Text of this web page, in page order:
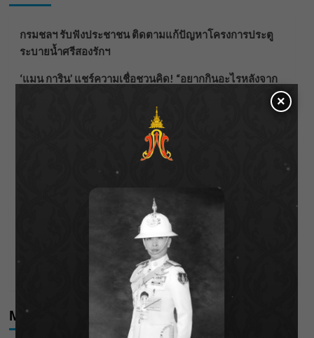
กรมชลฯ รับฟังประชาชน ติดตามแก้ปัญหาโครงการประตู
ระบายน้ำศรีสองรักฯ
‘แมน การิน’ แชร์ความเชื่อชวนคิด! “อยากกินอะไรหลังจาก
ราชเลขานุการในพระองค์ฯ ติดตามโครงการหุบกะพง–ห้วย
ทรายใต้ เสริมความมั่นคงน้ำเพชรบุรี
กรมชลฯ เกาะติดฝนทั่วประเทศ เตรียมเครื่องจักรรับมือน้ำ
เดือดโค้งสุดท้าย! “ภณ ณวัสน์ – จีน่า ญีนา” ส่ง “ธาตรี” เรต
ติ้งพุ่ง พาคนดูแห่ลุ้นบทสรุป 10 สิงหาคมนี้ !
Meta
×